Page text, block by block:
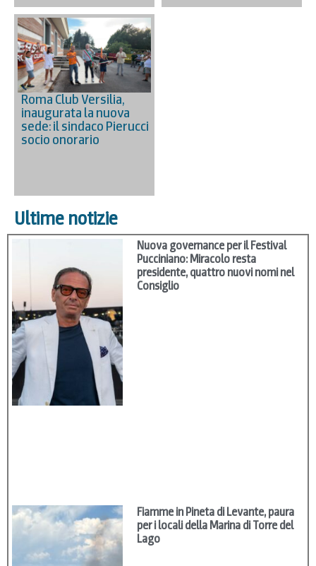
Roma Club Versilia,
inaugurata la nuova
sede: il sindaco Pierucci
socio onorario
Ultime notizie
Nuova governance per il Festival
Pucciniano: Miracolo resta
presidente, quattro nuovi nomi nel
Consiglio
Fiamme in Pineta di Levante, paura
per i locali della Marina di Torre del
Lago